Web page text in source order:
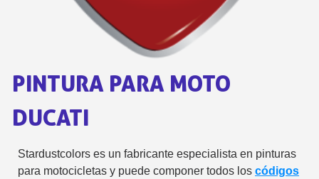
Gana puntos de
PINTURA PARA MOTO
DUCATI
Stardustcolors es un fabricante especialista en pinturas
para motocicletas y puede componer todos los códigos